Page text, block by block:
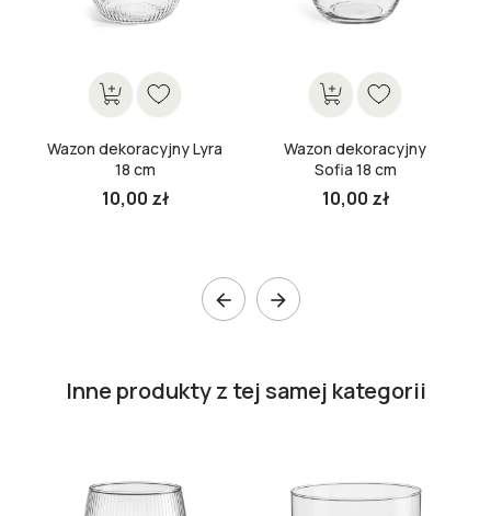
Wazon dekoracyjny Lyra
18 cm
10,00 zł
Wazon dekoracyjny
Sofia 18 cm
10,00 zł
 
Inne produkty z tej samej kategorii